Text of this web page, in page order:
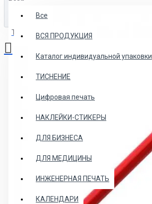
Все
ВСЯ ПРОДУКЦИЯ
Каталог индивидуальной упаковки
ТИСНЕНИЕ
Цифровая печать
НАКЛЕЙКИ-СТИКЕРЫ
ДЛЯ БИЗНЕСА
ДЛЯ МЕДИЦИНЫ
ИНЖЕНЕРНАЯ ПЕЧАТЬ
КАЛЕНДАРИ
Товаров: 0 (0.00р.)